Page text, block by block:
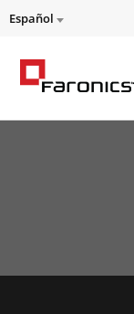
Español